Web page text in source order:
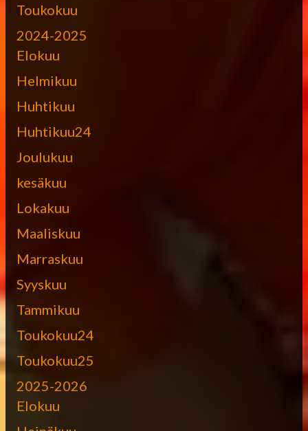
Toukokuu
2024-2025
Elokuu
Helmikuu
Huhtikuu
Huhtikuu24
Joulukuu
kesäkuu
Lokakuu
Maaliskuu
Marraskuu
Syyskuu
Tammikuu
Toukokuu24
Toukokuu25
2025-2026
Elokuu